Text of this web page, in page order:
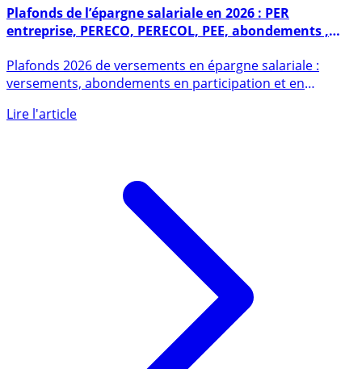
13 mai 2020
Plafonds de l’épargne salariale en 2026 : PER
entreprise, PERECO, PERECOL, PEE, abondements ,
intéressement et participation
versements, abondements en participation et en